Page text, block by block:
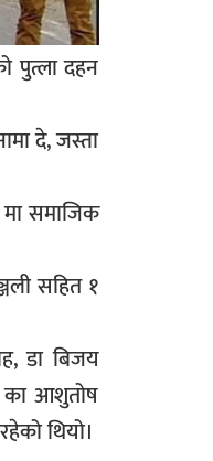
पुत्ला दहन
दे, जस्ता
समाजिक
सहित १
डा बिजय
का आशुतोष
थियो।